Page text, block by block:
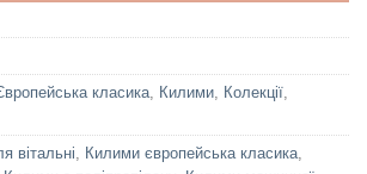
класика, Килими, Колекції,
вітальні, Килими європейська класика,